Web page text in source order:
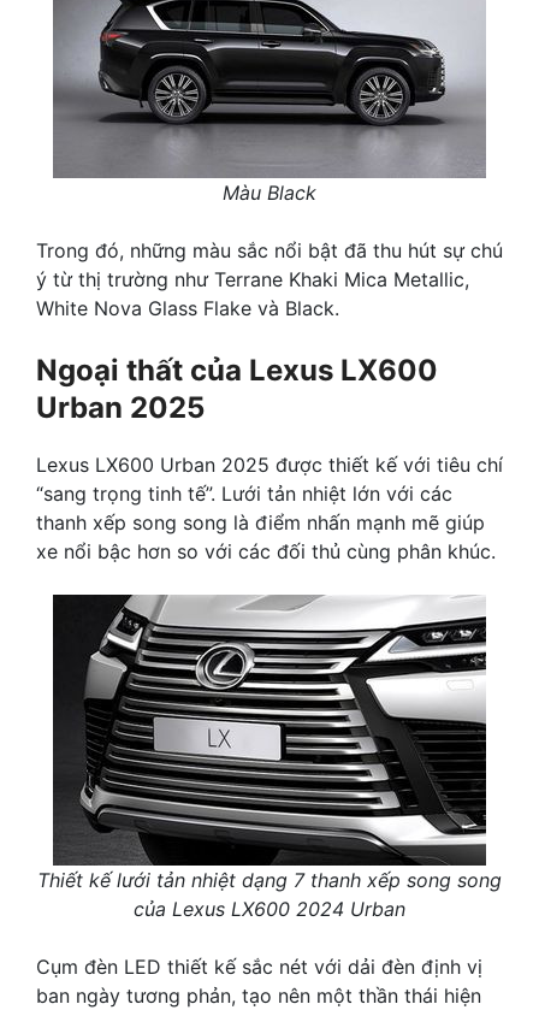
Màu Black
Trong đó, những màu sắc nổi bật đã thu hút sự chú
ý từ thị trường như Terrane Khaki Mica Metallic,
White Nova Glass Flake và Black.
Ngoại thất của Lexus LX600
Urban 2025
Lexus LX600 Urban 2025 được thiết kế với tiêu chí
“sang trọng tinh tế”. Lưới tản nhiệt lớn với các
thanh xếp song song là điểm nhấn mạnh mẽ giúp
xe nổi bậc hơn so với các đối thủ cùng phân khúc.
Thiết kế lưới tản nhiệt dạng 7 thanh xếp song song
của Lexus LX600 2024 Urban
Cụm đèn LED thiết kế sắc nét với dải đèn định vị
ban ngày tương phản, tạo nên một thần thái hiện